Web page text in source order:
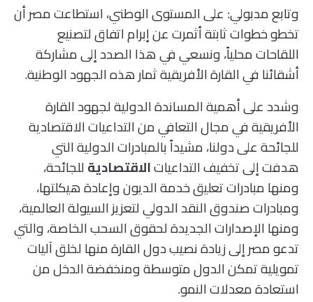
وتابع مدبولي: على المستوى الوطني، استطاعت مصر أن
تخطو خطوات ثابتة أثمرت عن إبرام اتفاق لتصنيع
اللقاحات محلياً، ونسعي في هذا الصدد إلى مشاركة
أشقائنا في القارة الأفريقية ثمار هذه الجهود الوطنية.
وشدد على أهمية المساندة الدولية لجهود القارة
الأفريقية في مجال التعافي من التداعيات الاقتصادية
للجائحة على دولنا، مشيداً بالمبادرات الدولية التي
هدفت إلى تخفيف التداعياتالاقتصاديةللجائحة،
ومنها مبادرات تعليق خدمة الديون وإعادة هيكلتها،
ومبادرات صندوق النقد الدولي لتعزيز السيولة العالمية،
ومنها الإصدارات الجديدة لحقوق السحب الخاصة، والتي
تدعو مصر إلى زيادة نصيب دول القارة منها لخلق آليات
تمويلية تمكن الدول متوسطة ومنخفضة الدخل من
استعادة معدلات النمو.